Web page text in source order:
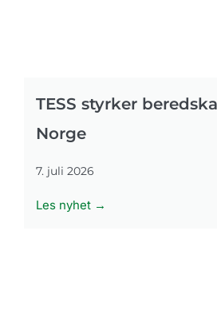
TESS styrker
Norge
7. juli 2026
Les nyhet →